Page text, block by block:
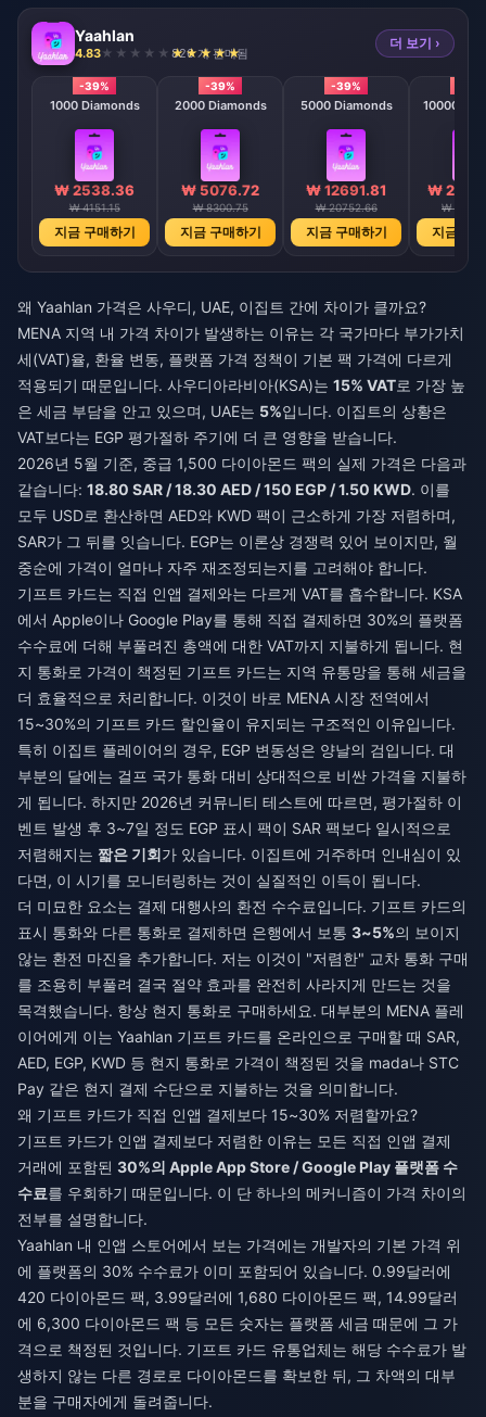
Yaahlan
4.83 826 개 판매됨
더 보기 ›
-39%
1000 Diamonds
₩ 2538.36
₩ 4151.15
지금 구매하기
-39%
2000 Diamonds
₩ 5076.72
₩ 8300.75
지금 구매하기
-39%
5000 Diamonds
₩ 12691.81
₩ 20752.66
지금 구매하기
10000
₩
₩
지금 구
왜 Yaahlan 가격은 사우디, UAE, 이집트 간에 차이가 클까요?
MENA 지역 내 가격 차이가 발생하는 이유는 각 국가마다 부가가치
세(VAT)율, 환율 변동, 플랫폼 가격 정책이 기본 팩 가격에 다르게
적용되기 때문입니다. 사우디아라비아(KSA)는 15% VAT로 가장 높
은 세금 부담을 안고 있으며, UAE는 5%입니다. 이집트의 상황은
VAT보다는 EGP 평가절하 주기에 더 큰 영향을 받습니다.
2026년 5월 기준, 중급 1,500 다이아몬드 팩의 실제 가격은 다음과
같습니다: 18.80 SAR / 18.30 AED / 150 EGP / 1.50 KWD. 이를
모두 USD로 환산하면 AED와 KWD 팩이 근소하게 가장 저렴하며,
SAR가 그 뒤를 잇습니다. EGP는 이론상 경쟁력 있어 보이지만, 월
중순에 가격이 얼마나 자주 재조정되는지를 고려해야 합니다.
기프트 카드는 직접 인앱 결제와는 다르게 VAT를 흡수합니다. KSA
에서 Apple이나 Google Play를 통해 직접 결제하면 30%의 플랫폼
수수료에 더해 부풀려진 총액에 대한 VAT까지 지불하게 됩니다. 현
지 통화로 가격이 책정된 기프트 카드는 지역 유통망을 통해 세금을
더 효율적으로 처리합니다. 이것이 바로 MENA 시장 전역에서
15~30%의 기프트 카드 할인율이 유지되는 구조적인 이유입니다.
특히 이집트 플레이어의 경우, EGP 변동성은 양날의 검입니다. 대
부분의 달에는 걸프 국가 통화 대비 상대적으로 비싼 가격을 지불하
게 됩니다. 하지만 2026년 커뮤니티 테스트에 따르면, 평가절하 이
벤트 발생 후 3~7일 정도 EGP 표시 팩이 SAR 팩보다 일시적으로
저렴해지는 짧은 기회가 있습니다. 이집트에 거주하며 인내심이 있
다면, 이 시기를 모니터링하는 것이 실질적인 이득이 됩니다.
더 미묘한 요소는 결제 대행사의 환전 수수료입니다. 기프트 카드의
표시 통화와 다른 통화로 결제하면 은행에서 보통 3~5%의 보이지
않는 환전 마진을 추가합니다. 저는 이것이 "저렴한" 교차 통화 구매
를 조용히 부풀려 결국 절약 효과를 완전히 사라지게 만드는 것을
목격했습니다. 항상 현지 통화로 구매하세요. 대부분의 MENA 플레
이어에게 이는 Yaahlan 기프트 카드를 온라인으로 구매할 때 SAR,
AED, EGP, KWD 등 현지 통화로 가격이 책정된 것을 mada나 STC
Pay 같은 현지 결제 수단으로 지불하는 것을 의미합니다.
왜 기프트 카드가 직접 인앱 결제보다 15~30% 저렴할까요?
기프트 카드가 인앱 결제보다 저렴한 이유는 모든 직접 인앱 결제
거래에 포함된 30%의 Apple App Store / Google Play 플랫폼 수
수료를 우회하기 때문입니다. 이 단 하나의 메커니즘이 가격 차이의
전부를 설명합니다.
Yaahlan 내 인앱 스토어에서 보는 가격에는 개발자의 기본 가격 위
에 플랫폼의 30% 수수료가 이미 포함되어 있습니다. 0.99달러에
420 다이아몬드 팩, 3.99달러에 1,680 다이아몬드 팩, 14.99달러
에 6,300 다이아몬드 팩 등 모든 숫자는 플랫폼 세금 때문에 그 가
격으로 책정된 것입니다. 기프트 카드 유통업체는 해당 수수료가 발
생하지 않는 다른 경로로 다이아몬드를 확보한 뒤, 그 차액의 대부
분을 구매자에게 돌려줍니다.